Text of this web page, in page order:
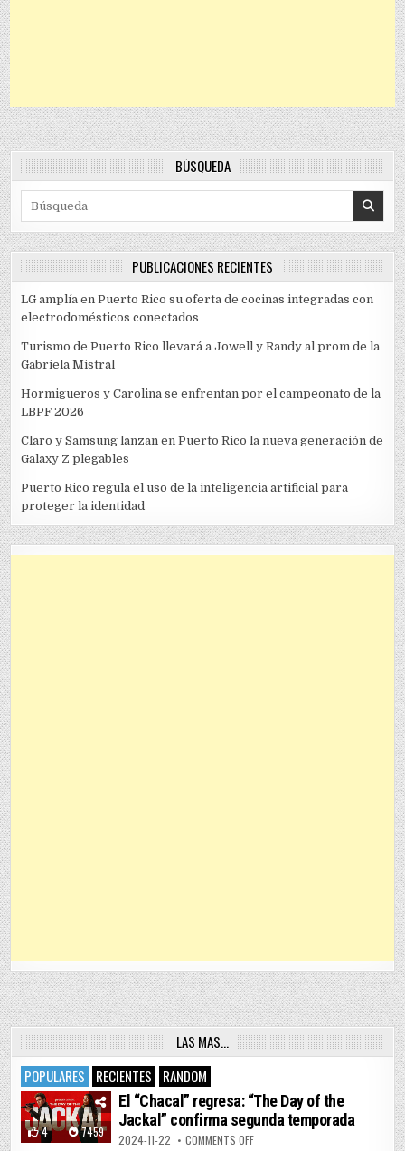
BÚSQUEDA
Search for:
PUBLICACIONES RECIENTES
LG amplía en Puerto Rico su oferta de cocinas integradas con
electrodomésticos conectados
Turismo de Puerto Rico llevará a Jowell y Randy al prom de la
Gabriela Mistral
Hormigueros y Carolina se enfrentan por el campeonato de la
LBPF 2026
Claro y Samsung lanzan en Puerto Rico la nueva generación de
Galaxy Z plegables
Puerto Rico regula el uso de la inteligencia artificial para
proteger la identidad
LAS MAS…
POPULARES
RECIENTES RANDOM
4 7459
El “Chacal” regresa: “The Day of the
Jackal” confirma segunda temporada
2024-11-22 COMMENTS OFFON EL “CHACAL” REGRESA: “THE